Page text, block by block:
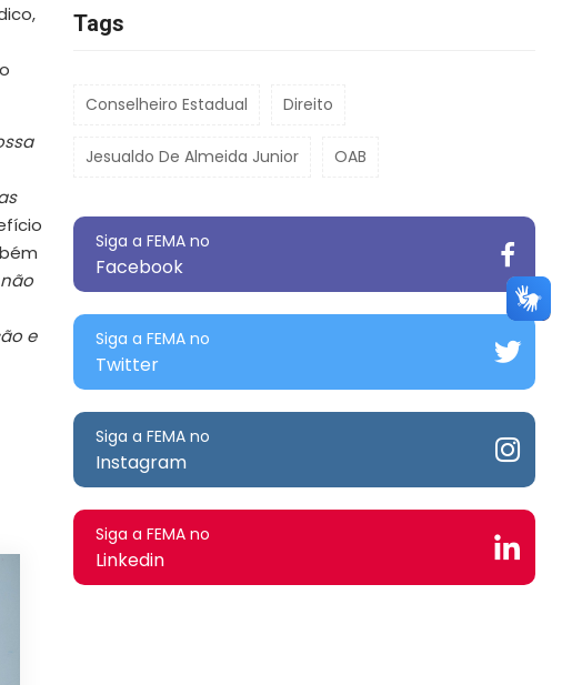
e
Tags
Conselheiro Estadual Direito
Jesualdo De Almeida Junior OAB
Siga a FEMA no
Facebook
Siga a FEMA no
Twitter
Siga a FEMA no
Instagram
Siga a FEMA no
Linkedin